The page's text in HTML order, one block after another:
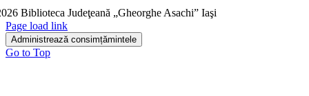
Biblioteca Judeţeană „Gheorghe Asachi” Iaşi
Page load link
Administrează consimțămintele
Go to Top